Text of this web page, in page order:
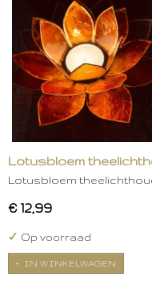
Lotusbloem
Lotusbloem
€ 12,99
✓ Op voorraad
IN WINKELWAGEN